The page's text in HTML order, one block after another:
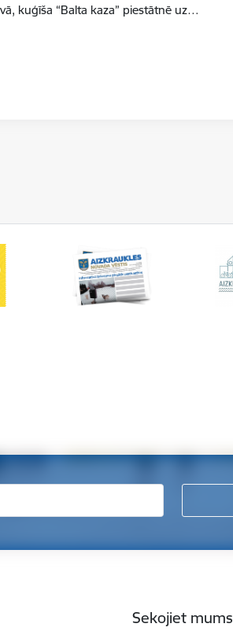
kuģīša “Balta kaza” piestātnē uz…
Sekojiet mums